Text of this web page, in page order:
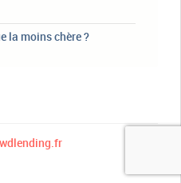
la moins chère ?